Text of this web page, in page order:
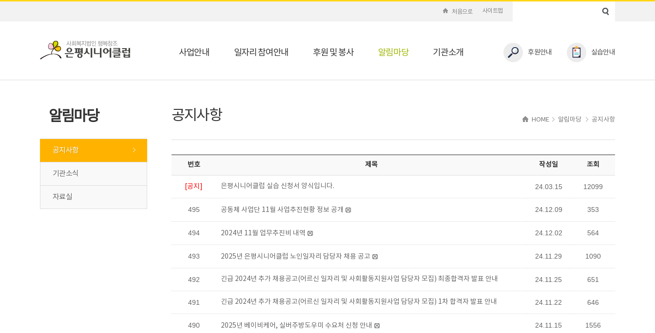
처음으로 사이트맵
후원안내 실습안내
사업안내 일자리 참여안내 후원 및 봉사 알림마당 기관소개
알림마당
공지사항
기관소식
자료실
HOME 알림마당 공지사항
공지사항
번호 제목 작성일 조회
[공지] 은평시니어클럽 실습 신청서 양식입니다. 24.03.15 12099
495 공동체 사업단 11월 사업추진현황 정보 공개 24.12.09 353
494 2024년 11월 업무추진비 내역 24.12.02 564
493 2025년 은평시니어클럽 노인일자리 담당자 채용 공고 24.11.29 1090
492 긴급 2024년 추가 채용공고(어르신 일자리 및 사회활동지원사업 담당자 모집) 최종합격자 발표 안내 24.11.25 651
491 긴급 2024년 추가 채용공고(어르신 일자리 및 사회활동지원사업 담당자 모집) 1차 합격자 발표 안내 24.11.22 646
490 2025년 베이비케어, 실버주방도우미 수요처 신청 안내 24.11.15 1556